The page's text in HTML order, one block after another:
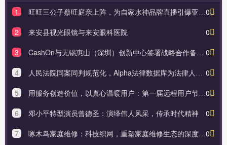
0
1
旺旺三公子蔡旺庭亲上阵，为自家水神品牌直播引爆亚宠展
0
2
来安县视光眼镜与来安眼科医院
0
3
CashOn与无锡惠山（深圳）创新中心签署战略合作备忘录 共同推动大湾区数字经济发展
0
4
人民法院同案同判规范化，Alpha法律数据库为法律人提供技术支持
0
5
用服务创造价值，以真心温暖用户：第一届远程用户节正式开启！
0
6
邓小平特型演员曾德圣：演绎伟人风采，传承时代精神
0
7
啄木鸟家庭维修：科技织网，重塑家庭维修生态的深度探索